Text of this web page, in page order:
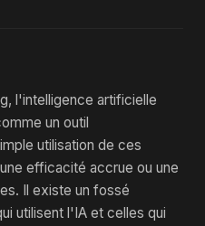
l'intelligence artificielle
un outil
utilisation de ces
efficacité accrue ou une
Il existe un fossé
utilisent l'IA et celles qui